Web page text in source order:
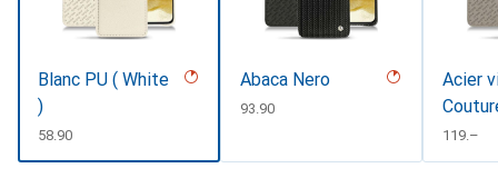
Blanc PU ( White
)
CHF
58.90
Abaca Nero
CHF
93.90
Acier
CHF
119.–